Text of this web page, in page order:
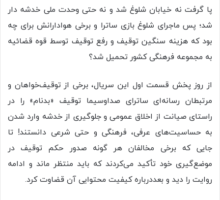
پا گرفت نه خیابان شلوغ شد و نه حتی وحدت ملی خدشه دار
شد؛ پس ماجرای شلوغ بازی ساترا و برخی هوادارانش برای چه
بود که هزینه سنگین توقیف و رفع توقیف توسط قوه قضائیه
به مجموعه فرهنگی کشور تحمیل شد؟
از روز پخش قسمت اول این سریال، برخی از توقیف‌خواهان و
مرتبطان رسانه‌ای ساترای صداوسیما توقیف «بدنام» را در
راستای صیانت از اخلاق عمومی و جلوگیری از خدشه‌ وارد شدن
به حساسیت‌های عرفی، فرهنگی و حتی شرعی دانستند! تا
جایی که برخی مخالفان هر گونه صدور حکم توقیف در
موضع‌گیری خود تأکید می‌کردند که باید منتظر ماند و ادامه
روایت را دید و بعددرباره کیفیت محتوایی آن قضاوت کرد.